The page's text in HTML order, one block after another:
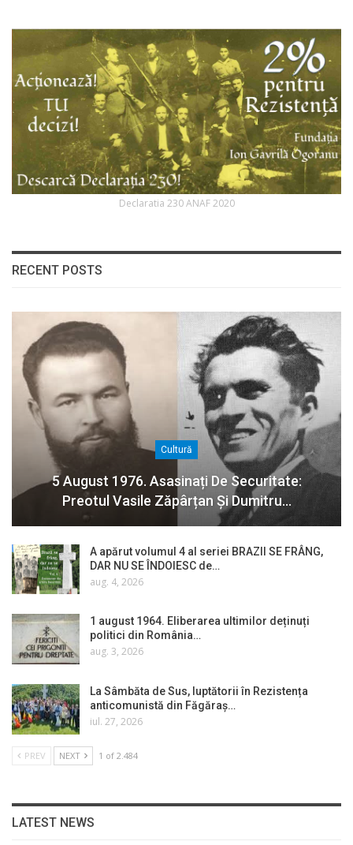
Declaratia 230 ANAF 2020
RECENT POSTS
Cultură
5 August 1976. Asasinați De Securitate:
Preotul Vasile Zăpârțan Și Dumitru…
A apărut volumul 4 al seriei BRAZII SE FRÂNG,
DAR NU SE ÎNDOIESC de…
aug. 4, 2026
1 august 1964. Eliberarea ultimilor deținuți
politici din România…
aug. 3, 2026
La Sâmbăta de Sus, luptătorii în Rezistența
anticomunistă din Făgăraș…
iul. 27, 2026
PREV NEXT 1 of 2.484
LATEST NEWS